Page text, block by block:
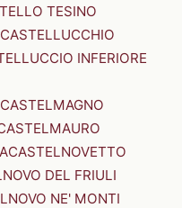
TESINO
CASTELLUCCHIO
INFERIORE
CASTELMAGNO
CASTELNOVETTO
DEL FRIULI
NE' MONTI